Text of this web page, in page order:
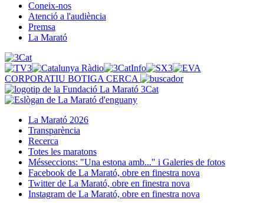
Coneix-nos
Atenció a l'audiència
Premsa
La Marató
CORPORATIU BOTIGA CERCA
La Marató 2026
Transparència
Recerca
Totes les maratons
Mésseccions: "Una estona amb..." i Galeries de fotos
Facebook de La Marató, obre en finestra nova
Twitter de La Marató, obre en finestra nova
Instagram de La Marató, obre en finestra nova